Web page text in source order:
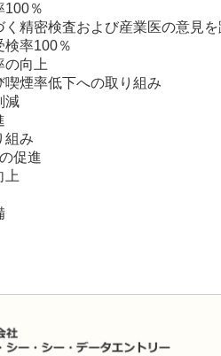
100％
精密検査および産業医の意見
検率100％
の向上
煙率低下への取り組み
減
組み
促進
上